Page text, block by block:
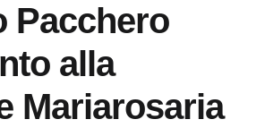
Pacchero
alla
Mariarosaria